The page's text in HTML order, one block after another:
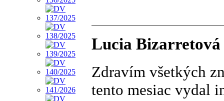
Lucia Bizarretová
Zdravím všetkých
tento mesiac vydal